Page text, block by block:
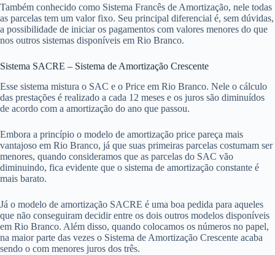
Também conhecido como Sistema Francês de Amortização, nele todas
as parcelas tem um valor fixo. Seu principal diferencial é, sem dúvidas,
a possibilidade de iniciar os pagamentos com valores menores do que
nos outros sistemas disponíveis em Rio Branco.
Sistema SACRE – Sistema de Amortização Crescente
Esse sistema mistura o SAC e o Price em Rio Branco. Nele o cálculo
das prestações é realizado a cada 12 meses e os juros são diminuídos
de acordo com a amortização do ano que passou.
Embora a princípio o modelo de amortização price pareça mais
vantajoso em Rio Branco, já que suas primeiras parcelas costumam ser
menores, quando consideramos que as parcelas do SAC vão
diminuindo, fica evidente que o sistema de amortização constante é
mais barato.
Já o modelo de amortização SACRE é uma boa pedida para aqueles
que não conseguiram decidir entre os dois outros modelos disponíveis
em Rio Branco. Além disso, quando colocamos os números no papel,
na maior parte das vezes o Sistema de Amortização Crescente acaba
sendo o com menores juros dos três.